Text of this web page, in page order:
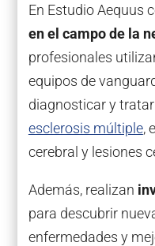
En Estudio Aequus
en el campo de la
profesionales
equipos de
diagnosticar y
esclerosis múltiple,
cerebral y lesiones
Además, realizan
para descubrir
enfermedades y